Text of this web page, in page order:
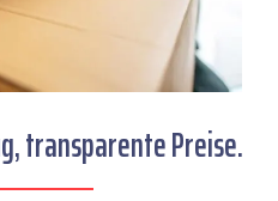
transparente Preise.